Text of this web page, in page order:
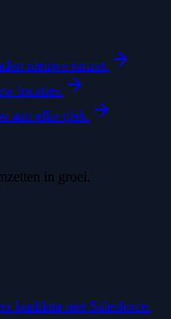
nieuwe omzet.
locaties.
aan elke plek.
in groei.
laaddata met Salesforce.